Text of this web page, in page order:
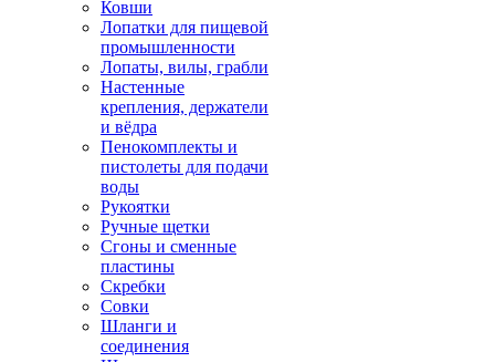
Ковши
Лопатки для пищевой
промышленности
Лопаты, вилы, грабли
Настенные
крепления, держатели
и вёдра
Пенокомплекты и
пистолеты для подачи
воды
Рукоятки
Ручные щетки
Сгоны и сменные
пластины
Скребки
Совки
Шланги и
соединения